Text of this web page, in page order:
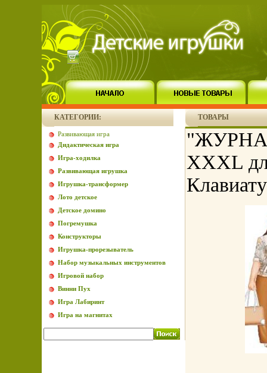
КАТЕГОРИИ:
Развивающая игра
Дидактическая игра
Игра-ходилка
Развивающая игрушка
Игрушка-трансформер
Лото детское
Детское домино
Погремушка
Конструкторы
Игрушка-прорезыватель
Набор музыкальных инструментов
Игровой набор
Винни Пух
Игра Лабиринт
Игра на магнитах
ТОВАРЫ
XXXL